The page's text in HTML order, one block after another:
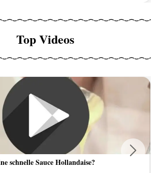
Top Videos
schnelle Sauce Hollandaise?